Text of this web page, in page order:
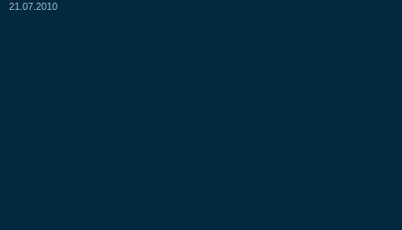
21.07.2010